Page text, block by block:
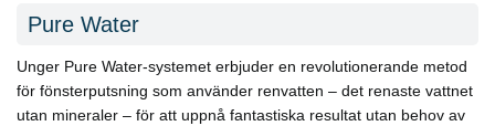
Pure Water
Unger Pure Water-systemet erbjuder en revolutionerande metod
för fönsterputsning som använder renvatten – det renaste vattnet
utan mineraler – för att uppnå fantastiska resultat utan behov av